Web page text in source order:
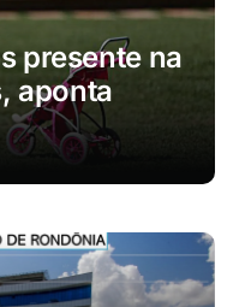
presente na
aponta